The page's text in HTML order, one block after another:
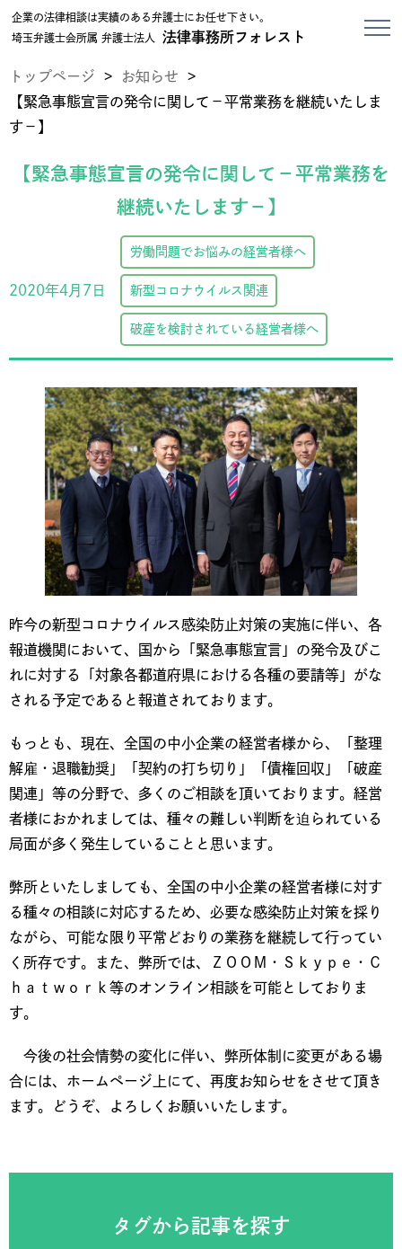
企業の法律相談は実績のある弁護士にお任せ下さい。
埼玉弁護士会所属 弁護士法人
法律事務所フォレスト
トップページ > お知らせ
>
【緊急事態宣言の発令に関して－平常業務を継続いたしま
す－】
【緊急事態宣言の発令に関して－平常業務を
継続いたします－】
2020年4月7日
労働問題でお悩みの経営者様へ
新型コロナウイルス関連
破産を検討されている経営者様へ
昨今の新型コロナウイルス感染防止対策の実施に伴い、各
報道機関において、国から「緊急事態宣言」の発令及びこ
れに対する「対象各都道府県における各種の要請等」がな
される予定であると報道されております。
もっとも、現在、全国の中小企業の経営者様から、「整理
解雇・退職勧奨」「契約の打ち切り」「債権回収」「破産
関連」等の分野で、多くのご相談を頂いております。経営
者様におかれましては、種々の難しい判断を迫られている
局面が多く発生していることと思います。
弊所といたしましても、全国の中小企業の経営者様に対す
る種々の相談に対応するため、必要な感染防止対策を採り
ながら、可能な限り平常どおりの業務を継続して行ってい
く所存です。また、弊所では、ＺＯＯＭ・Ｓｋｙｐｅ・Ｃ
ｈａｔｗｏｒｋ等のオンライン相談を可能としておりま
す。
今後の社会情勢の変化に伴い、弊所体制に変更がある場
合には、ホームページ上にて、再度お知らせをさせて頂き
ます。どうぞ、よろしくお願いいたします。
タグから記事を探す